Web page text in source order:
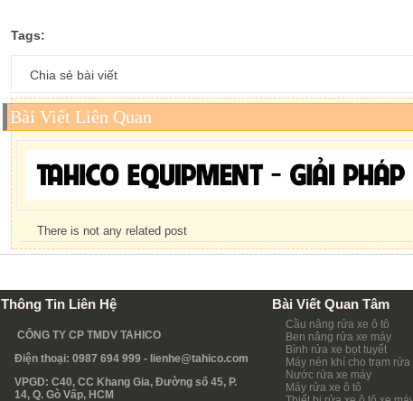
Tags:
Chia sẻ bài viết
Bài Viết Liên Quan
There is not any related post
Thông Tin Liên Hệ
CÔNG TY CP TMDV TAHICO
Điện thoại: 0987 694 999 - lienhe@tahico.com
VPGD: C40, CC Khang Gia, Đường số 45, P.
14, Q. Gò Vấp, HCM
Bài Viết Quan Tâm
Cầu nâng rửa xe ô tô
Ben nâng rửa xe máy
Bình rửa xe bọt tuyết
Máy nén khí cho trạm rửa
Nước rửa xe máy
Máy rửa xe ô tô